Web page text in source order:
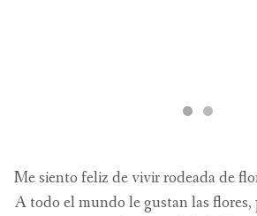
Me siento feliz de vivir rodeada de
A todo el mundo le gustan las flores,